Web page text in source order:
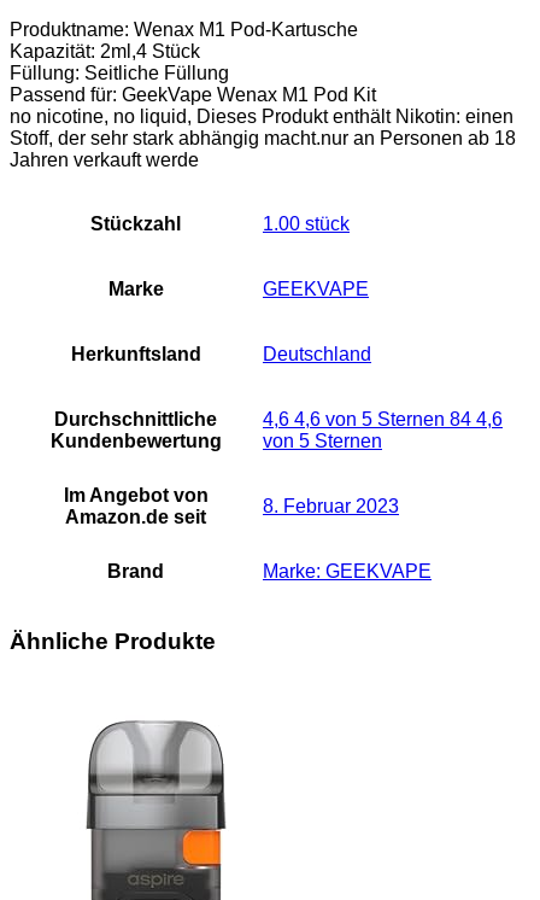
Produktname: Wenax M1 Pod-Kartusche
Kapazität: 2ml,4 Stück
Füllung: Seitliche Füllung
Passend für: GeekVape Wenax M1 Pod Kit
no nicotine, no liquid, Dieses Produkt enthält Nikotin: einen
Stoff, der sehr stark abhängig macht.nur an Personen ab 18
Jahren verkauft werde
Stückzahl ‎1.00 stück
Marke GEEKVAPE
Herkunftsland ‎Deutschland
Durchschnittliche
Kundenbewertung
4,6 4,6 von 5 Sternen 84 4,6
von 5 Sternen
Im Angebot von
Amazon.de seit
8. Februar 2023
Brand Marke: GEEKVAPE
Ähnliche Produkte